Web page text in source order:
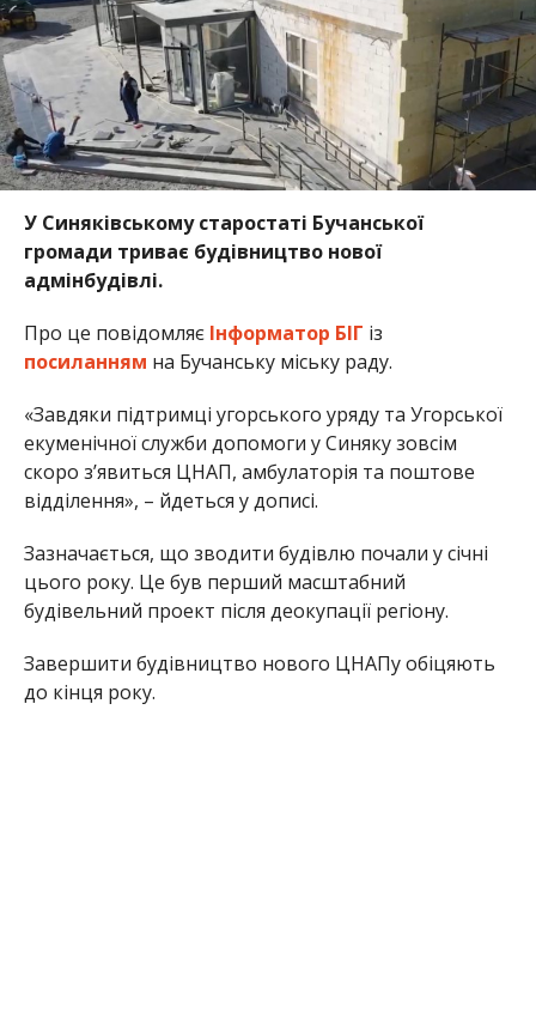
У Синяківському старостаті Бучанської
громади триває будівництво нової
адмінбудівлі.
Про це повідомляє Інформатор БІГ із
посиланням на Бучанську міську раду.
«Завдяки підтримці угорського уряду та Угорської
екуменічної служби допомоги у Синяку зовсім
скоро зʼявиться ЦНАП, амбулаторія та поштове
відділення», – йдеться у дописі.
Зазначається, що зводити будівлю почали у січні
цього року. Це був перший масштабний
будівельний проект після деокупації регіону.
Завершити будівництво нового ЦНАПу обіцяють
до кінця року.